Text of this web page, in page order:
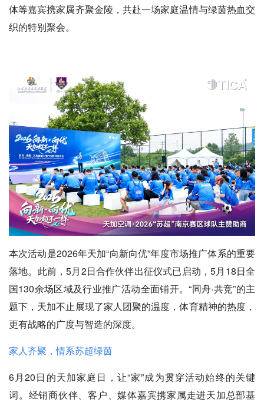
体等嘉宾携家属齐聚金陵，共赴一场家庭温情与绿茵热血交
织的特别聚会。
本次活动是2026年天加“向新向优”年度市场推广体系的重要
落地。此前，5月2日合作伙伴出征仪式已启动，5月18日全
国130余场区域及行业推广活动全面铺开。“同舟·共竞”的主
题下，天加不止展现了家人团聚的温度，体育精神的热度，
更有战略的广度与智造的深度。
家人齐聚，情系苏超绿茵
6月20日的天加家庭日，让“家”成为贯穿活动始终的关键
词。经销商伙伴、客户、媒体嘉宾携家属走进天加总部基